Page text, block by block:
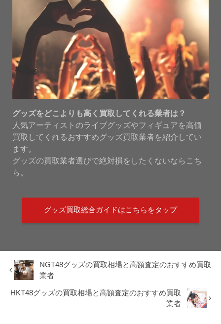
グッズをどこよりも高く買取してくれる業者は？
人気アーティストのライブグッズやフィギュアを高価
買取してくれるおすすめグッズ買取業者を紹介してい
ます。
グッズの買取業者選びで絶対損をしたくないならこち
ら。
グッズ買取総合ガイドはこちらをタップ
NGT48グッズの買取相場と高額査定のおすすめ買取
業者
HKT48グッズの買取相場と高額査定のおすすめ買取
業者